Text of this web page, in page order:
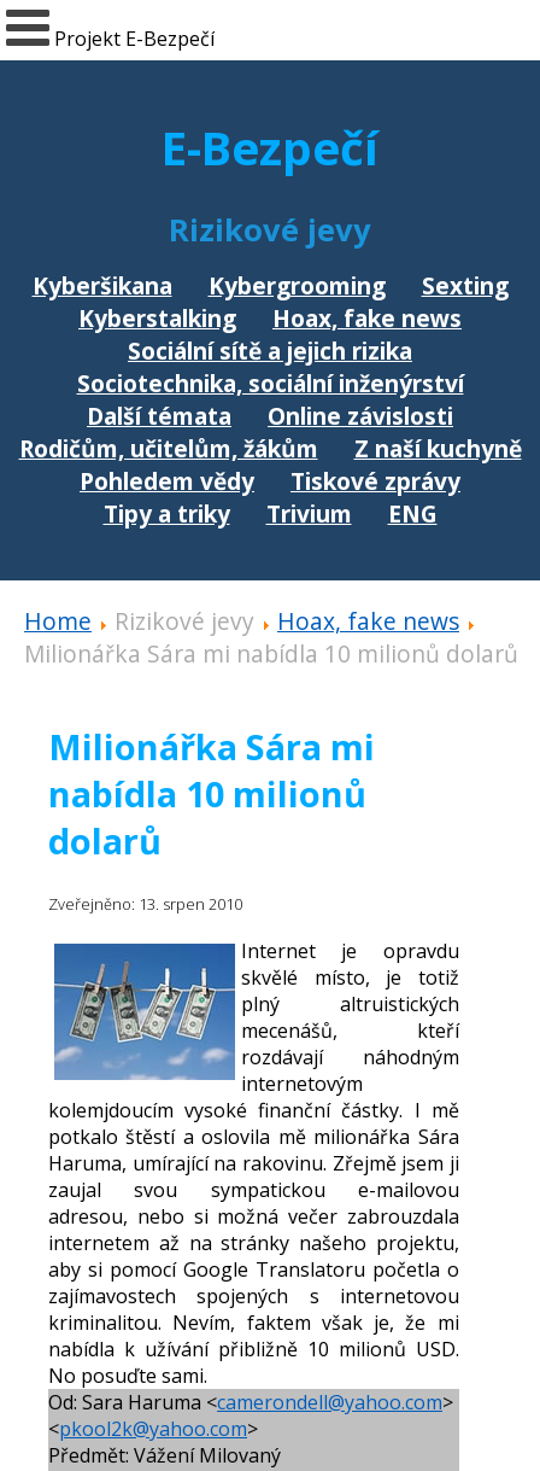
Projekt E-Bezpečí
E-Bezpečí
Rizikové jevy
Kyberšikana Kybergrooming
Sexting
Kyberstalking
Hoax, fake news
Sociální sítě a jejich rizika
Sociotechnika, sociální inženýrství
Další témata
Online závislosti
Rodičům, učitelům, žákům
Z naší kuchyně
Pohledem vědy
Tiskové zprávy
Tipy a triky
Trivium ENG
Home Rizikové jevy
Hoax, fake news
Milionářka Sára mi nabídla 10 milionů dolarů
Milionářka Sára mi
nabídla 10 milionů
dolarů
Zveřejněno: 13. srpen 2010
Internet je opravdu
skvělé místo, je totiž
plný altruistických
mecenášů, kteří
rozdávají náhodným
internetovým
kolemjdoucím vysoké finanční částky. I mě
potkalo štěstí a oslovila mě milionářka Sára
Haruma, umírající na rakovinu. Zřejmě jsem ji
zaujal svou sympatickou e-mailovou
adresou, nebo si možná večer zabrouzdala
internetem až na stránky našeho projektu,
aby si pomocí Google Translatoru početla o
zajímavostech spojených s internetovou
kriminalitou. Nevím, faktem však je, že mi
nabídla k užívání přibližně 10 milionů USD.
No posuďte sami.
Od: Sara Haruma <camerondell@yahoo.com>
<pkool2k@yahoo.com>
Předmět: Vážení Milovaný